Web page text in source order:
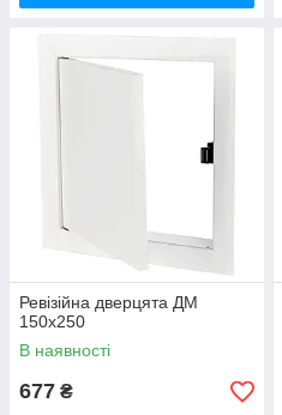
Ревізійна дверцята ДМ
150х250
В наявності
677 ₴